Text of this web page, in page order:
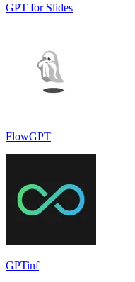
GPT for Slides
FlowGPT
GPTinf